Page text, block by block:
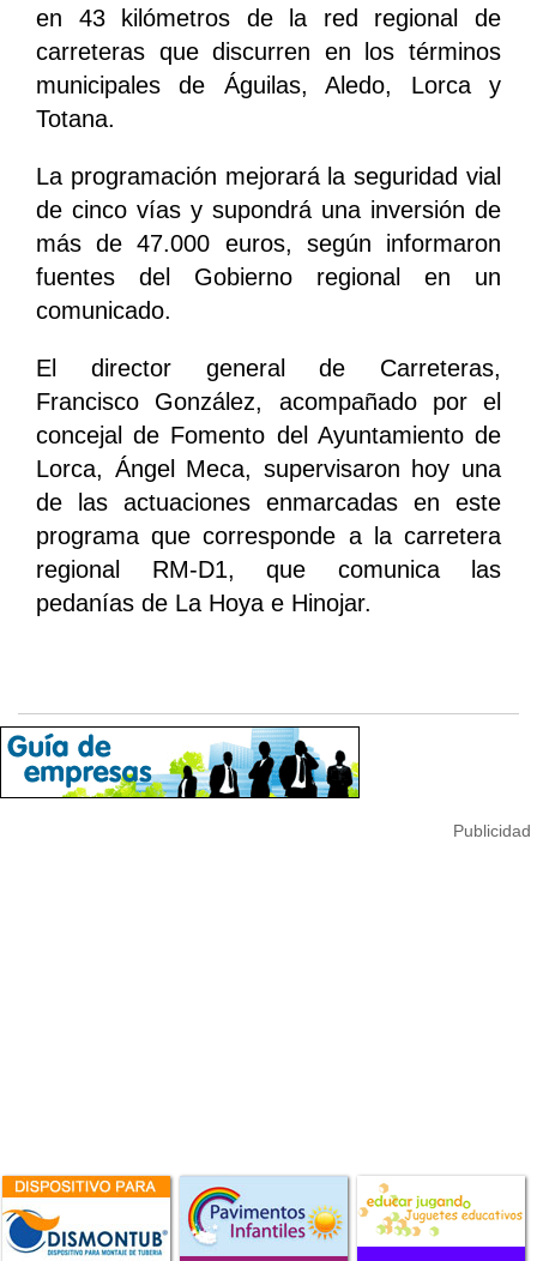
en 43 kilómetros de la red regional de
carreteras que discurren en los términos
municipales de Águilas, Aledo, Lorca y
Totana.
La programación mejorará la seguridad vial
de cinco vías y supondrá una inversión de
más de 47.000 euros, según informaron
fuentes del Gobierno regional en un
comunicado.
El director general de Carreteras,
Francisco González, acompañado por el
concejal de Fomento del Ayuntamiento de
Lorca, Ángel Meca, supervisaron hoy una
de las actuaciones enmarcadas en este
programa que corresponde a la carretera
regional RM-D1, que comunica las
pedanías de La Hoya e Hinojar.